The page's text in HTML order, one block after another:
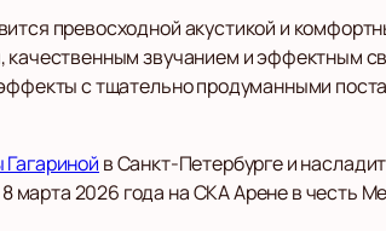
превосходной акустикой и
качественным звучанием и эффектным
с тщательно продуманными
в Санкт-Петербурге и
2026 года на СКА Арене в честь